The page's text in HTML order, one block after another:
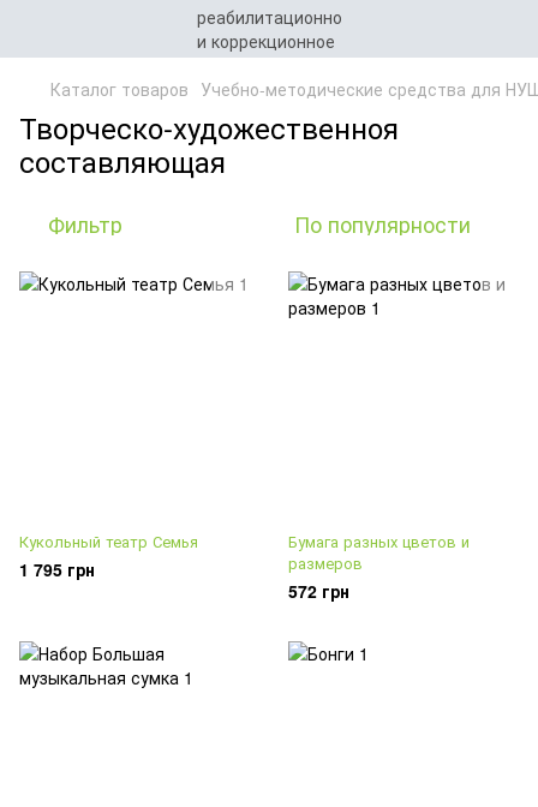
Каталог товаров Учебно-методические средства для
Творческо-художественноя
составляющая
Фильтр По популярности
Кукольный театр Семья
1 795 грн
Бумага разных цветов и
размеров
572 грн